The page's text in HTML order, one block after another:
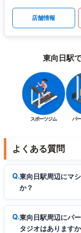
店舗情報
東向日駅
スポーツジム パ
よくある質問
東向日駅周辺にマ
か？
東向日駅周辺にパ
タジオはあります